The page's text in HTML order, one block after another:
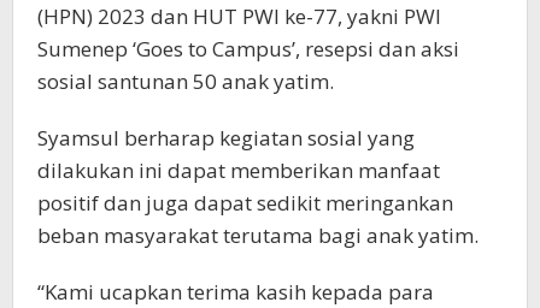
(HPN) 2023 dan HUT PWI ke-77, yakni PWI
Sumenep ‘Goes to Campus’, resepsi dan aksi
sosial santunan 50 anak yatim.
Syamsul berharap kegiatan sosial yang
dilakukan ini dapat memberikan manfaat
positif dan juga dapat sedikit meringankan
beban masyarakat terutama bagi anak yatim.
“Kami ucapkan terima kasih kepada para